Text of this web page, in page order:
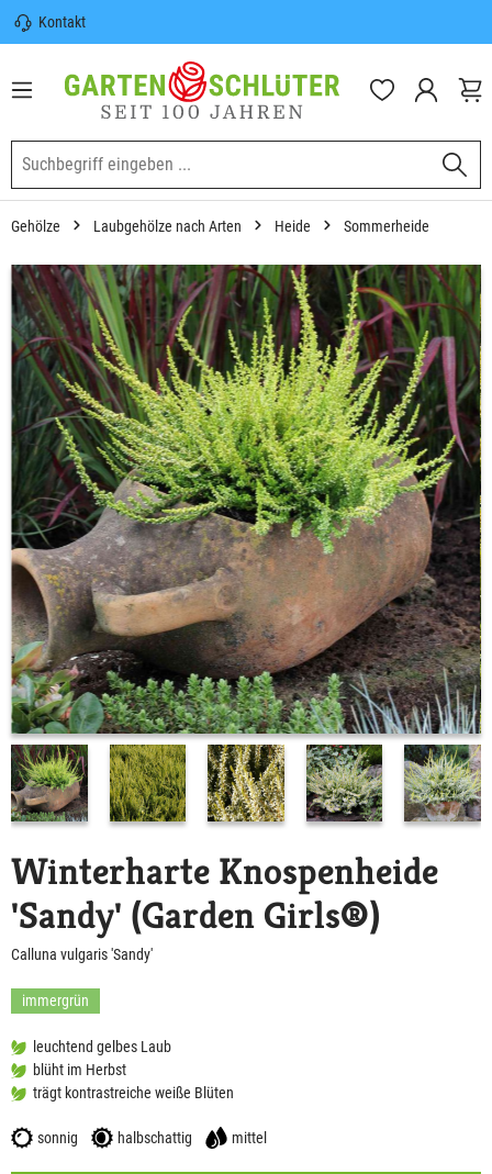
springen
Kontakt
Sicherer Versand | Versandkostenfrei
(DE) ab 100€
Garten-Schlüter Anwachsgarantie
Gehölze Laubgehölze nach Arten Heide Sommerheide
Winterharte Knospenheide
'Sandy' (Garden Girls®)
Calluna vulgaris 'Sandy'
immergrün
leuchtend gelbes Laub
blüht im Herbst
trägt kontrastreiche weiße Blüten
sonnig halbschattig mittel